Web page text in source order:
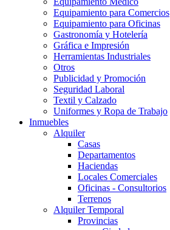
Equipamiento para Comercios
Equipamiento para Oficinas
Gastronomía y Hotelería
Gráfica e Impresión
Herramientas Industriales
Otros
Publicidad y Promoción
Seguridad Laboral
Textil y Calzado
Uniformes y Ropa de Trabajo
Inmuebles
Alquiler
Casas
Departamentos
Haciendas
Locales Comerciales
Oficinas - Consultorios
Terrenos
Alquiler Temporal
Provincias